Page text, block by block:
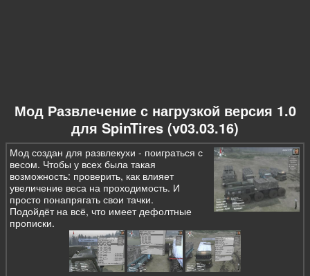
Мод Развлечение с нагрузкой версия 1.0
для SpinTires (v03.03.16)
Мод создан для развлекухи - поиграться с
весом. Чтобы у всех была такая
возможность: проверить, как влияет
увеличение веса на проходимость. И
просто понапрягать свои тачки.
Подойдёт на всё, что имеет дефолтные
прописки.